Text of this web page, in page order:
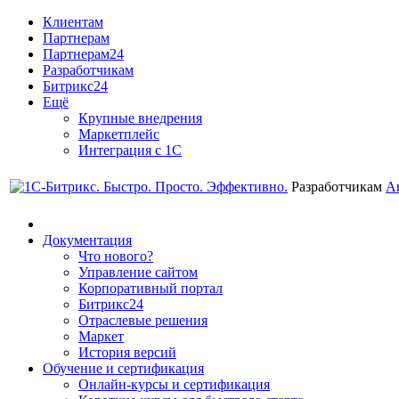
Клиентам
Партнерам
Партнерам24
Разработчикам
Битрикс24
Ещё
Крупные внедрения
Маркетплейс
Интеграция с 1С
Разработчикам
Документация
Что нового?
Управление сайтом
Корпоративный портал
Битрикс24
Отраслевые решения
Маркет
История версий
Обучение и сертификация
Онлайн-курсы и сертификация